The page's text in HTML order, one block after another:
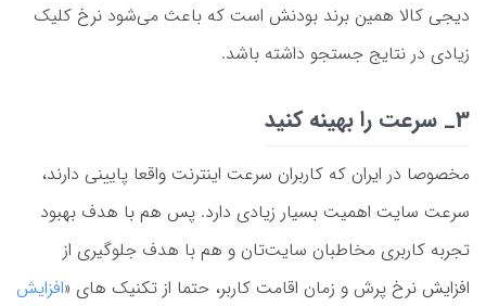
دیجی کالا همین برند بودنش است که باعث می‌شود نرخ کلیک
زیادی در نتایج جستجو داشته باشد.
3_ سرعت را بهینه کنید
مخصوصا در ایران که کاربران سرعت اینترنت واقعا پایینی دارند،
سرعت سایت اهمیت بسیار زیادی دارد. پس هم با هدف بهبود
تجربه کاربری مخاطبان سایت‌تان و هم با هدف جلوگیری از
افزایش نرخ پرش و زمان اقامت کاربر، حتما از تکنیک های «افزایش